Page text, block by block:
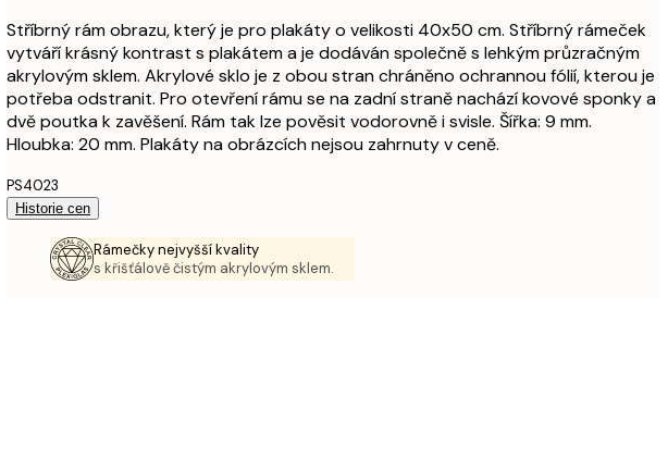
Stříbrný rám obrazu, který je pro plakáty o velikosti 40x50 cm. Stříbrný rámeček
vytváří krásný kontrast s plakátem a je dodáván společně s lehkým průzračným
akrylovým sklem. Akrylové sklo je z obou stran chráněno ochrannou fólií, kterou je
potřeba odstranit. Pro otevření rámu se na zadní straně nachází kovové sponky a
dvě poutka k zavěšení. Rám tak lze pověsit vodorovně i svisle. Šířka: 9 mm.
Hloubka: 20 mm. Plakáty na obrázcích nejsou zahrnuty v ceně.
PS4023
Historie cen
Rámečky nejvyšší kvality
s křišťálově čistým akrylovým sklem.